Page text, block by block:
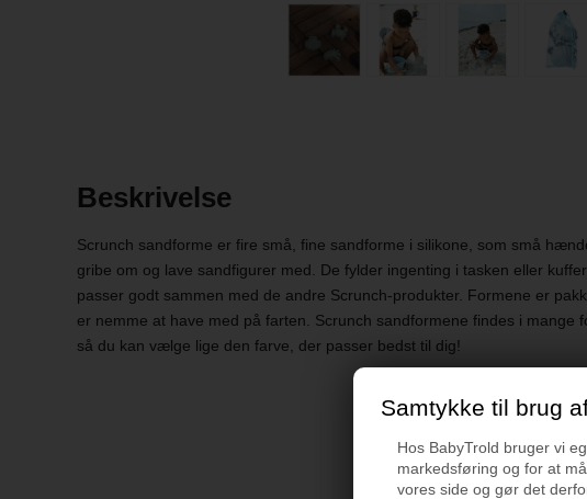
Samtykke til brug
Hos BabyTrold bruger vi
markedsføring og for at
vores side og gør det
Beskrivelse
Scrunch sandforme er fire små, fine sandforme i silikone, som små
gribe om og lave sandfigurer med. De fylder ingenting i tasken eller
passer godt sammen med de andre Scrunch-produkter. Formene er
er nemme at have med på farten. Scrunch sandformene findes i mange
så du kan vælge lige den farve, der passer bedst til dig!